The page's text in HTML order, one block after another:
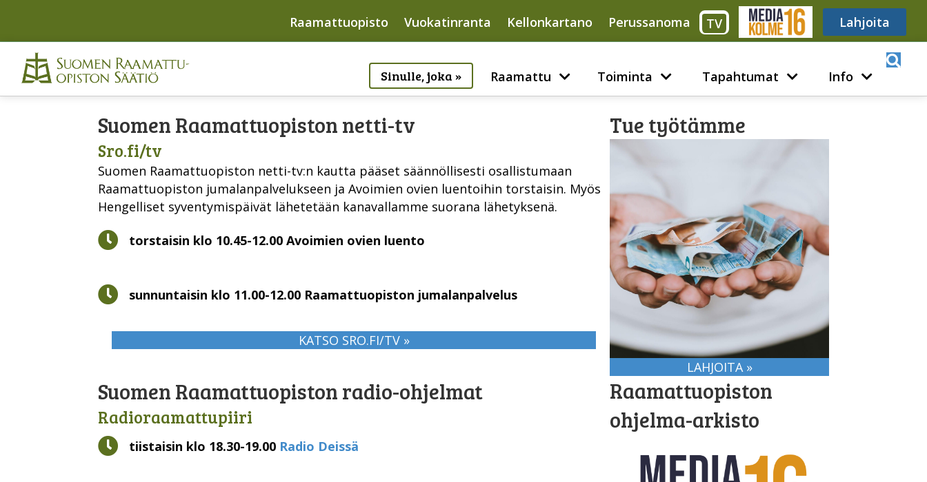
Raamattuopisto Vuokatinranta Kellonkartano Perussanoma TV Media316 Lahjoita
Sinulle, joka » Raamattu Toiminta Tapahtumat Info
Suomen Raamattuopiston netti-tv
Sro.fi/tv
Suomen Raamattuopiston netti-tv:n kautta pääset säännöllisesti osallistumaan
Raamattuopiston jumalanpalvelukseen ja Avoimien ovien luentoihin torstaisin. Myös
Hengelliset syventymispäivät lähetetään kanavallamme suorana lähetyksenä.
Kello
torstaisin klo 10.45-12.00 Avoimien ovien luento
Kello sunnuntaisin klo 11.00-12.00 Raamattuopiston jumalanpalvelus
KATSO SRO.FI/TV »
Suomen Raamattuopiston radio-ohjelmat
Radioraamattupiiri
Kello tiistaisin klo 18.30-19.00 Radio Deissä
Tue työtämme
LAHJOITA »
Raamattuopiston
ohjelma-arkisto